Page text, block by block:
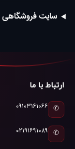
سایت فروشگاهی
ارتباط با ما
✆ ۰۹۱۰۳۱۶۱۰۶۶
✆ ۰۲۱۹۱۶۹۱۰۸۹